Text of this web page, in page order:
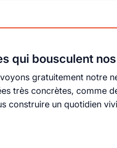
qui bousculent
gratuitement notre
très concrètes, comme
construire un quotidien